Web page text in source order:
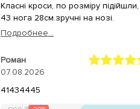
Класні кроси, по розміру підійшли,
43 нога 28см.зручні на нозі.
Подробнее...
Роман
07.08.2026
41434445